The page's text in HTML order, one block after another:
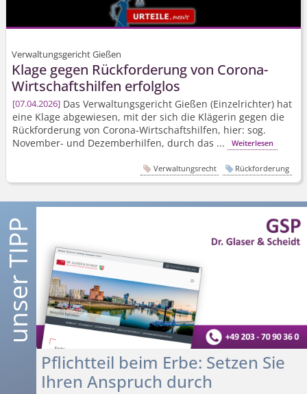
Verwaltungsgericht Gießen
Klage gegen Rückforderung von Corona-
Wirtschaftshilfen erfolglos
07.04.2026 Das Verwaltungsgericht Gießen (Einzelrichter) hat
eine Klage abgewiesen, mit der sich die Klägerin gegen die
Rückforderung von Corona-Wirtschaftshilfen, hier: sog.
November- und Dezemberhilfen, durch das ...
Weiterlesen
Verwaltungsrecht Rückforderung
Pflichtteil beim Erbe: Setzen Sie
Ihren Anspruch durch